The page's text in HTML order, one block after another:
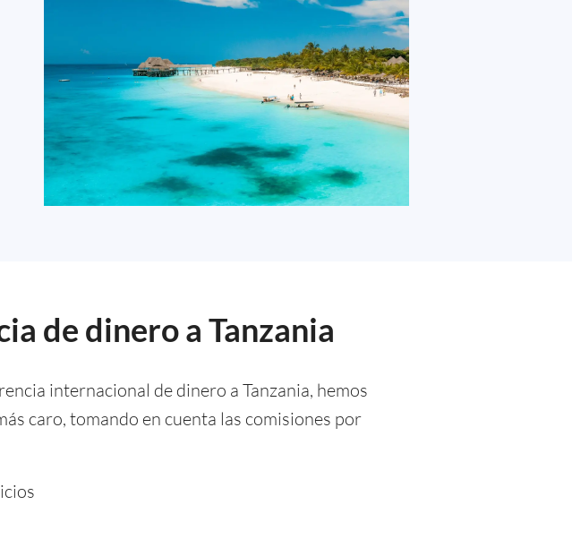
de dinero a Tanzania
internacional de dinero a Tanzania, hemos
caro, tomando en cuenta las comisiones por